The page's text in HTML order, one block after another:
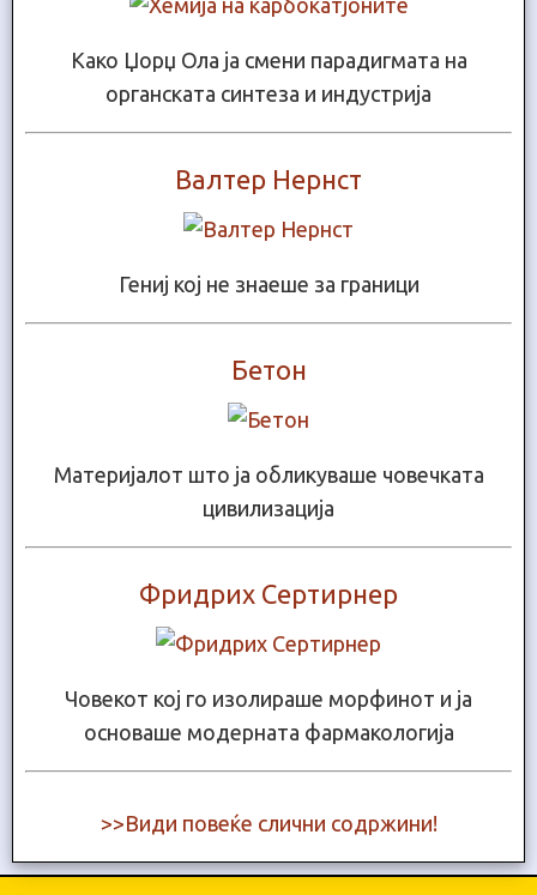
Како Џорџ Ола ја смени парадигмата на
органската синтеза и индустрија
Валтер Нернст
Гениј кој не знаеше за граници
Бетон
Материјалот што ја обликуваше човечката
цивилизација
Фридрих Сертирнер
Човекот кој го изолираше морфинот и ја
основаше модерната фармакологија
>>Види повеќе слични содржини!